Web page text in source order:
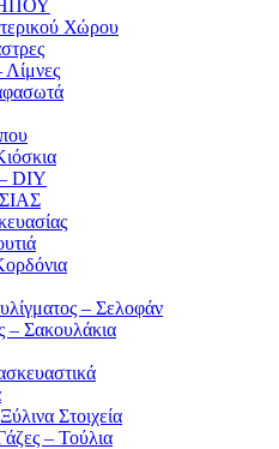
Χώρου
Λίμνες
DIY
– Σελοφάν
– Σακουλάκια
Στοιχεία
– Τούλια